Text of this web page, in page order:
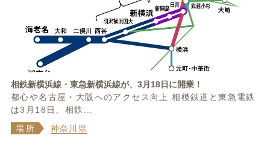
相鉄新横浜線・東急新横浜線が、3月18日に開業！
都心や名古屋・大阪へのアクセス向上 相模鉄道と東急電鉄
は3月18日、相鉄...
場所
神奈川県